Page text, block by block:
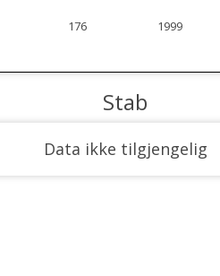
176 1999
Stab
Data ikke tilgjengelig